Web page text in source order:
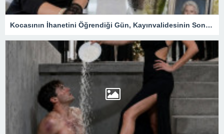
Kocasının İhanetini Öğrendiği Gün, Kayınvalidesinin Son Hediyesi Hayatını Değiştirdi